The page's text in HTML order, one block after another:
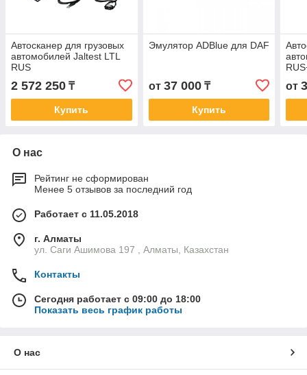
Автосканер для грузовых
автомобилей Jaltest LTL
RUS
2 572 250 ₸
Купить
Эмулятор ADBlue для DAF
от 37 000₸
Купить
от
О нас
Рейтинг не сформирован
Менее 5 отзывов за последний год
Работает с 11.05.2018
г. Алматы
ул. Саги Ашимова 197 , Алматы, Казахстан
Контакты
Сегодня работает с 09:00 до 18:00
Показать весь график работы
О нас